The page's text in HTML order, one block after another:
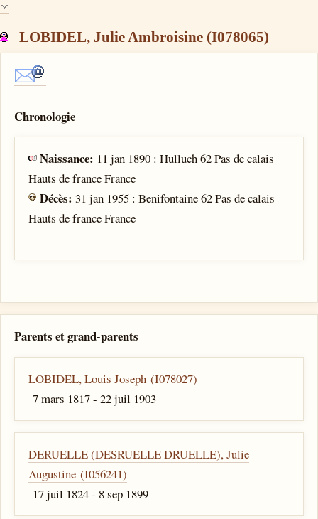
LOBIDEL, Julie Ambroisine (I078065)
Chronologie
Naissance: 11 jan 1890 : Hulluch 62 Pas de calais
Hauts de france France
Décès:31 jan 1955 : Benifontaine 62 Pas de calais
Hauts de france France
Parents et grand-parents
LOBIDEL, Louis Joseph (I078027)
7 mars 1817 - 22 juil 1903
DERUELLE (DESRUELLE DRUELLE), Julie
Augustine (I056241)
17 juil 1824 - 8 sep 1899